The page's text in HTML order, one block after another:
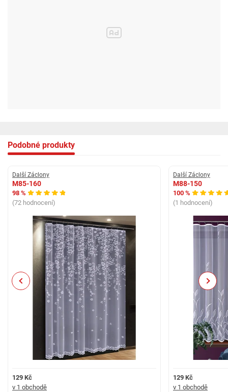
Podobné produkty
Další Záclony
M85-160
98 %
(72 hodnocení)
129 Kč
v 1 obchodě
Další Záclony
M88-150
100 %
(1 hodnocení)
129 Kč
v 1 obchodě
Previous Next